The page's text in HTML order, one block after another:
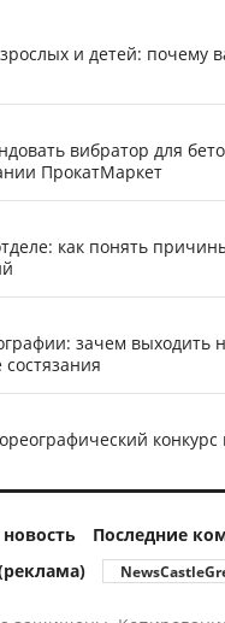
и детей: почему
вибратор для
ПрокатМаркет
как понять
зачем выходить
конкурс
Последние